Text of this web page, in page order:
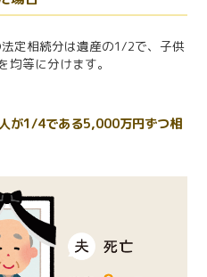
定相続分は遺産の1/2で、子供
等に分けます。
が1/4である5,000万円ずつ相